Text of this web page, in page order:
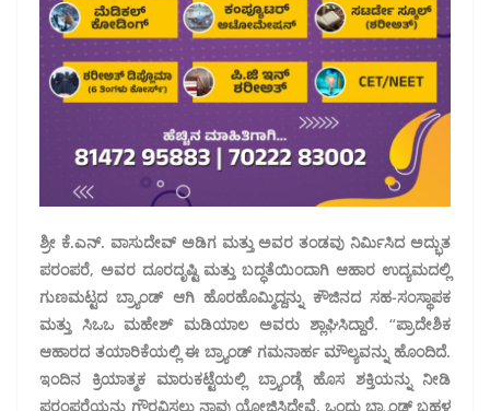
ಶ್ರೀ ಕೆ.ಎನ್. ವಾಸುದೇವ್ ಅಡಿಗ ಮತ್ತು ಅವರ ತಂಡವು ನಿರ್ಮಿಸಿದ ಅದ್ಭುತ
ಪರಂಪರೆ, ಅವರ ದೂರದೃಷ್ಟಿ ಮತ್ತು ಬದ್ಧತೆಯಿಂದಾಗಿ ಆಹಾರ ಉದ್ಯಮದಲ್ಲಿ
ಗುಣಮಟ್ಟದ ಬ್ರ್ಯಾಂಡ್ ಆಗಿ ಹೊರಹೊಮ್ಮಿದ್ದನ್ನು ಕೌಜಿನದ ಸಹ-ಸಂಸ್ಥಾಪಕ
ಮತ್ತು ಸಿಒಒ ಮಹೇಶ್ ಮಡಿಯಾಲ ಅವರು ಶ್ಲಾಘಿಸಿದ್ದಾರೆ. “ಪ್ರಾದೇಶಿಕ
ಆಹಾರದ ತಯಾರಿಕೆಯಲ್ಲಿ ಈ ಬ್ರ್ಯಾಂಡ್ ಗಮನಾರ್ಹ ಮೌಲ್ಯವನ್ನು ಹೊಂದಿದೆ.
ಇಂದಿನ ಕ್ರಿಯಾತ್ಮಕ ಮಾರುಕಟ್ಟೆಯಲ್ಲಿ ಬ್ರ್ಯಾಂಡ್ಗೆ ಹೊಸ ಶಕ್ತಿಯನ್ನು ನೀಡಿ
ಪರಂಪರೆಯನ್ನು ಗೌರವಿಸಲು ನಾವು ಯೋಜಿಸಿದ್ದೇವೆ. ಒಂದು ಬ್ರ್ಯಾಂಡ್ ಬಹಳ